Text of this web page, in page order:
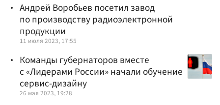
Андрей Воробьев посетил завод
по производству радиоэлектронной
продукции
11 июля 2023, 17:55
Команды губернаторов вместе
с «Лидерами России» начали обучение
сервис-дизайну
26 мая 2023, 19:28